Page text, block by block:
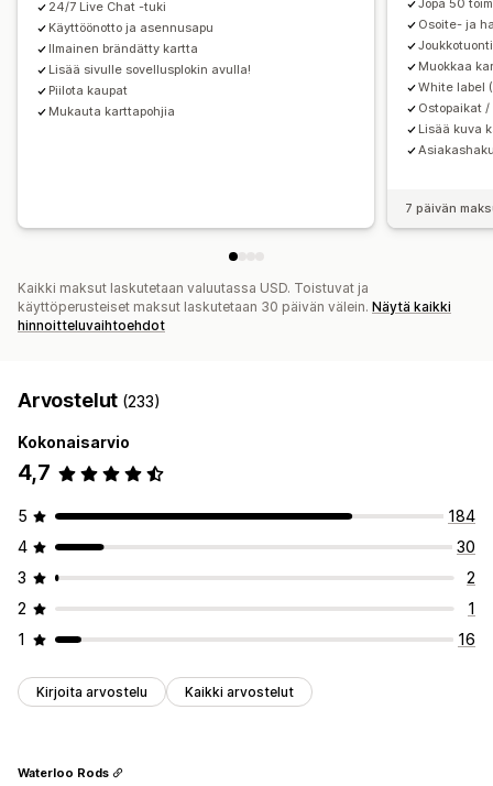
24/7 Live Chat -tuki
Käyttöönotto ja asennusapu
Ilmainen brändätty kartta
Lisää sivulle sovellusplokin avulla!
Piilota kaupat
Mukauta karttapohjia
Jopa 50
Osoite- ja
Joukkotuonti
Muokkaa
White label
Ostopaikat
Lisää kuva
7 päivän
Kaikki maksut laskutetaan valuutassa USD. Toistuvat ja
käyttöperusteiset maksut laskutetaan 30 päivän välein. Näytä kaikki
hinnoitteluvaihtoehdot
Arvostelut (233)
Kokonaisarvio
4,7
5
184
4
30
3
2
2
1
1
16
Kirjoita arvostelu Kaikki arvostelut
Waterloo Rods